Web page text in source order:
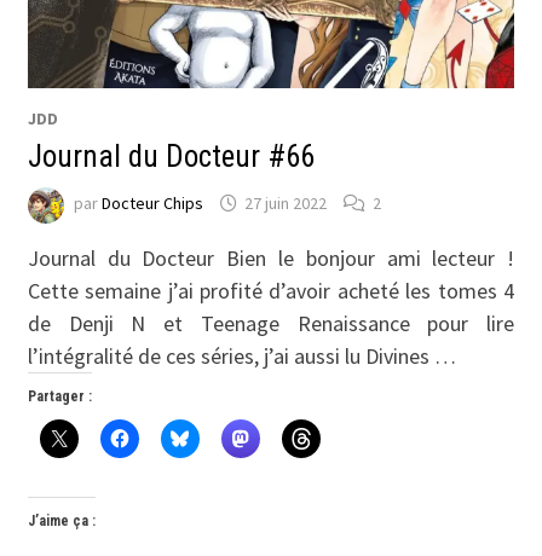
JDD
Journal du Docteur #66
parDocteur Chips 27 juin 2022 2
Journal du Docteur Bien le bonjour ami lecteur !
Cette semaine j’ai profité d’avoir acheté les tomes 4
de Denji N et Teenage Renaissance pour lire
l’intégralité de ces séries, j’ai aussi lu Divines …
Partager :
J’aime ça :